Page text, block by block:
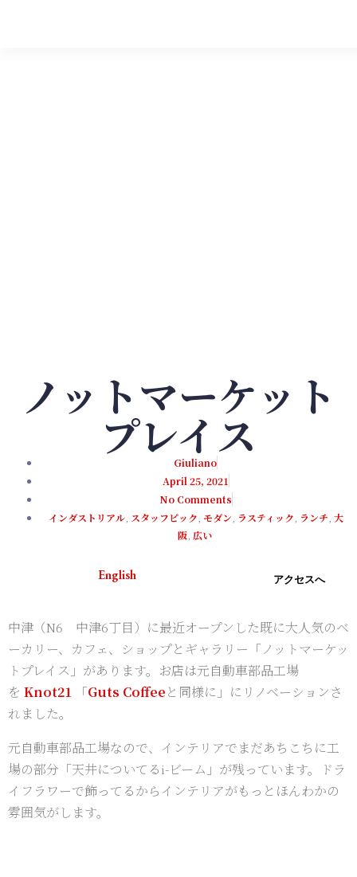
ノットマーケット
プレイス
Giuliano
April 25, 2021
No Comments
インダストリアル, スタッフピック モダン ラスティック ランチ 大
阪, 広い
English アクセスへ
中津（N6 中津6丁目）に最近オープンした既に大人気のベ
ーカリー、カフェ、ショップとギャラリー「ノットマーケッ
トプレイス」があります。お店は元自動車部品工場
を Knot21 「Guts Coffeeと同様に」にリノベーションさ
れました。
元自動車部品工場なので、インテリアでまだあちこちに工
場の部分「天井についてるi-ビーム」が残っています。ドラ
イフラワーで飾ってるからインテリアがもっとほんわかの
雰囲気がします。